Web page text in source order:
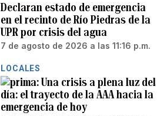
Declaran estado de emergencia
en el recinto de Río Piedras de la
UPR por crisis del agua
7 de agosto de 2026 a las 11:16 p.m.
LOCALES
Una crisis a plena luz del
día: el trayecto de la AAA hacia la
emergencia de hoy